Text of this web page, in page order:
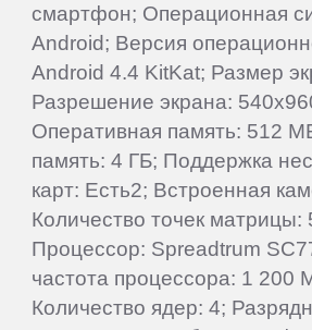
смартфон; Операционная
Android; Версия
Android 4.4 KitKat; Размер
Разрешение экрана:
Оперативная память: 512
память: 4 ГБ; Поддержка
карт: Есть2; Встроенная
Количество точек матрицы:
Процессор: Spreadtrum
частота процессора: 1 200
Количество ядер: 4;